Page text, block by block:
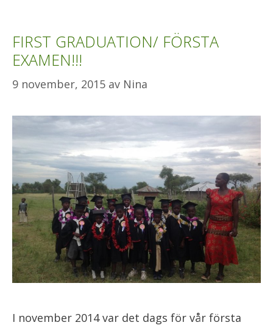
FIRST GRADUATION/ FÖRSTA
EXAMEN!!!
9 november, 2015 av Nina
I november 2014 var det dags för vår första